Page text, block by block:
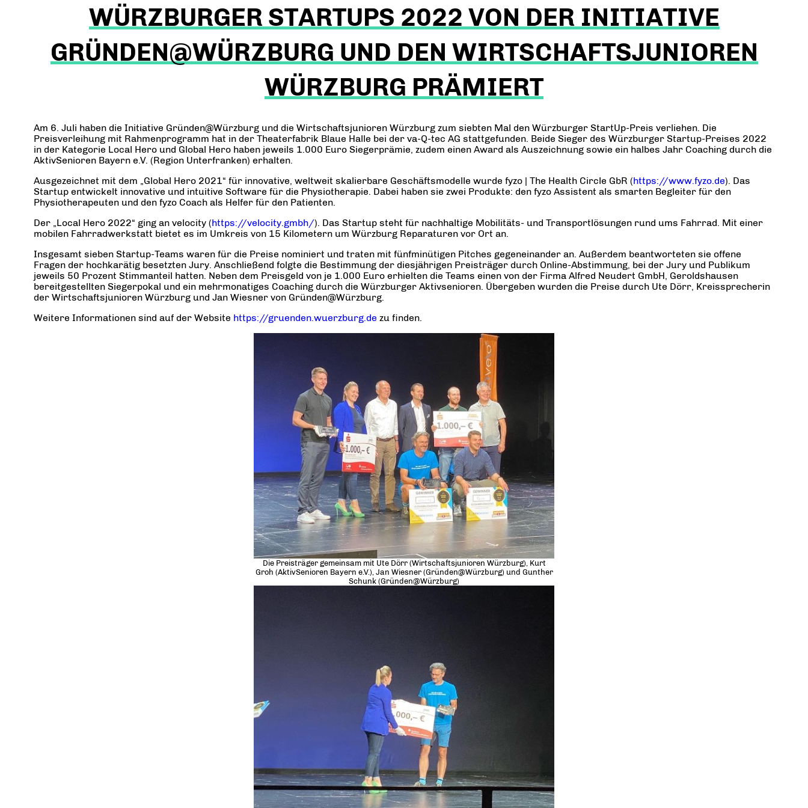
WÜRZBURGER STARTUPS 2022 VON DER INITIATIVE
GRÜNDEN@WÜRZBURG UND DEN WIRTSCHAFTSJUNIOREN
WÜRZBURG PRÄMIERT
Am 6. Juli haben die Initiative Gründen@Würzburg und die Wirtschaftsjunioren Würzburg zum siebten Mal den Würzburger StartUp-Preis verliehen. Die
Preisverleihung mit Rahmenprogramm hat in der Theaterfabrik Blaue Halle bei der va-Q-tec AG stattgefunden. Beide Sieger des Würzburger Startup-Preises 2022
in der Kategorie Local Hero und Global Hero haben jeweils 1.000 Euro Siegerprämie, zudem einen Award als Auszeichnung sowie ein halbes Jahr Coaching durch die
AktivSenioren Bayern e.V. (Region Unterfranken) erhalten.
Ausgezeichnet mit dem „Global Hero 2021“ für innovative, weltweit skalierbare Geschäftsmodelle wurde fyzo | The Health Circle GbR (https://www.fyzo.de). Das
Startup entwickelt innovative und intuitive Software für die Physiotherapie. Dabei haben sie zwei Produkte: den fyzo Assistent als smarten Begleiter für den
Physiotherapeuten und den fyzo Coach als Helfer für den Patienten.
Der „Local Hero 2022“ ging an velocity (https://velocity.gmbh/). Das Startup steht für nachhaltige Mobilitäts- und Transportlösungen rund ums Fahrrad. Mit einer
mobilen Fahrradwerkstatt bietet es im Umkreis von 15 Kilometern um Würzburg Reparaturen vor Ort an.
Insgesamt sieben Startup-Teams waren für die Preise nominiert und traten mit fünfminütigen Pitches gegeneinander an. Außerdem beantworteten sie offene
Fragen der hochkarätig besetzten Jury. Anschließend folgte die Bestimmung der diesjährigen Preisträger durch Online-Abstimmung, bei der Jury und Publikum
jeweils 50 Prozent Stimmanteil hatten. Neben dem Preisgeld von je 1.000 Euro erhielten die Teams einen von der Firma Alfred Neudert GmbH, Geroldshausen
bereitgestellten Siegerpokal und ein mehrmonatiges Coaching durch die Würzburger Aktivsenioren. Übergeben wurden die Preise durch Ute Dörr, Kreissprecherin
der Wirtschaftsjunioren Würzburg und Jan Wiesner von Gründen@Würzburg.
Weitere Informationen sind auf der Website https://gruenden.wuerzburg.de zu finden.
Die Preisträger gemeinsam mit Ute Dörr (Wirtschaftsjunioren Würzburg), Kurt
Groh (AktivSenioren Bayern e.V.), Jan Wiesner (Gründen@Würzburg) und Gunther
Schunk (Gründen@Würzburg)